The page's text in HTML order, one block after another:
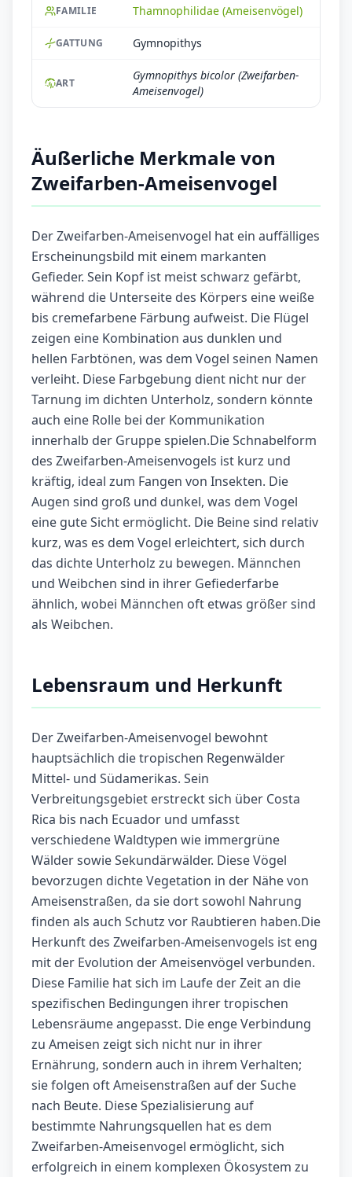
FAMILIE Thamnophilidae (Ameisenvögel)
GATTUNG Gymnopithys
ART
Gymnopithys bicolor (Zweifarben-
Ameisenvogel)
Äußerliche Merkmale von
Zweifarben-Ameisenvogel
Der Zweifarben-Ameisenvogel hat ein auffälliges
Erscheinungsbild mit einem markanten
Gefieder. Sein Kopf ist meist schwarz gefärbt,
während die Unterseite des Körpers eine weiße
bis cremefarbene Färbung aufweist. Die Flügel
zeigen eine Kombination aus dunklen und
hellen Farbtönen, was dem Vogel seinen Namen
verleiht. Diese Farbgebung dient nicht nur der
Tarnung im dichten Unterholz, sondern könnte
auch eine Rolle bei der Kommunikation
innerhalb der Gruppe spielen.Die Schnabelform
des Zweifarben-Ameisenvogels ist kurz und
kräftig, ideal zum Fangen von Insekten. Die
Augen sind groß und dunkel, was dem Vogel
eine gute Sicht ermöglicht. Die Beine sind relativ
kurz, was es dem Vogel erleichtert, sich durch
das dichte Unterholz zu bewegen. Männchen
und Weibchen sind in ihrer Gefiederfarbe
ähnlich, wobei Männchen oft etwas größer sind
als Weibchen.
Lebensraum und Herkunft
Der Zweifarben-Ameisenvogel bewohnt
hauptsächlich die tropischen Regenwälder
Mittel- und Südamerikas. Sein
Verbreitungsgebiet erstreckt sich über Costa
Rica bis nach Ecuador und umfasst
verschiedene Waldtypen wie immergrüne
Wälder sowie Sekundärwälder. Diese Vögel
bevorzugen dichte Vegetation in der Nähe von
Ameisenstraßen, da sie dort sowohl Nahrung
finden als auch Schutz vor Raubtieren haben.Die
Herkunft des Zweifarben-Ameisenvogels ist eng
mit der Evolution der Ameisenvögel verbunden.
Diese Familie hat sich im Laufe der Zeit an die
spezifischen Bedingungen ihrer tropischen
Lebensräume angepasst. Die enge Verbindung
zu Ameisen zeigt sich nicht nur in ihrer
Ernährung, sondern auch in ihrem Verhalten;
sie folgen oft Ameisenstraßen auf der Suche
nach Beute. Diese Spezialisierung auf
bestimmte Nahrungsquellen hat es dem
Zweifarben-Ameisenvogel ermöglicht, sich
erfolgreich in einem komplexen Ökosystem zu